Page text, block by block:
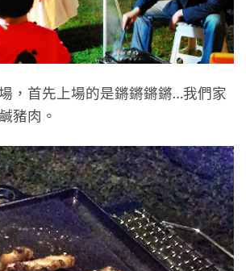
，首先上場的是鏘鏘鏘鏘…我們家
豬肉。